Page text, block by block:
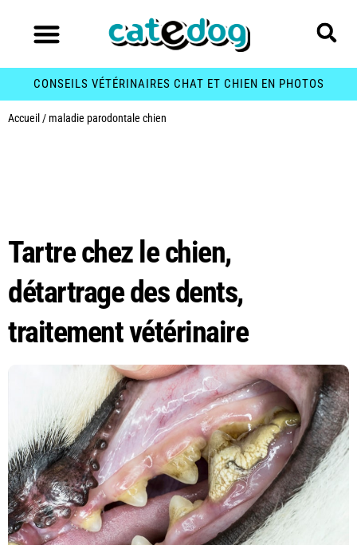
CONSEILS VÉTÉRINAIRES CHAT ET CHIEN EN PHOTOS
Accueil / maladie parodontale chien
Tartre chez le chien,
détartrage des dents,
traitement vétérinaire